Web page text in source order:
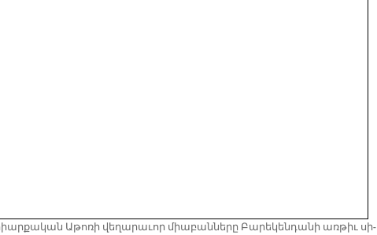
Ա­թո­ռի վե­ղա­րա­ւոր միա­բան­նե­րը Բա­րե­կեն­դա­նի առ­թիւ սի­